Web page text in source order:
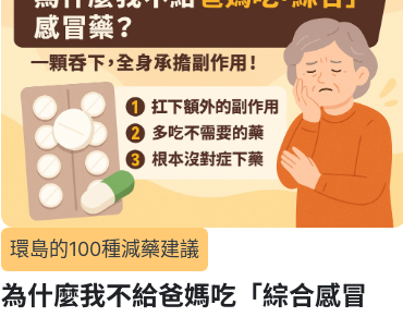
環島的100種減藥建議
為什麼我不給爸媽吃「綜合感冒